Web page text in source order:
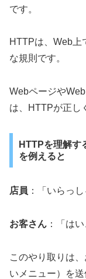
です。
HTTPは、Web上
な規則です。
Webページや
は、HTTPが正し
HTTPを理解す
を例えると
店員 ：「いらっ
お客さん ：「は
このやり取りは
いメニュー）を送